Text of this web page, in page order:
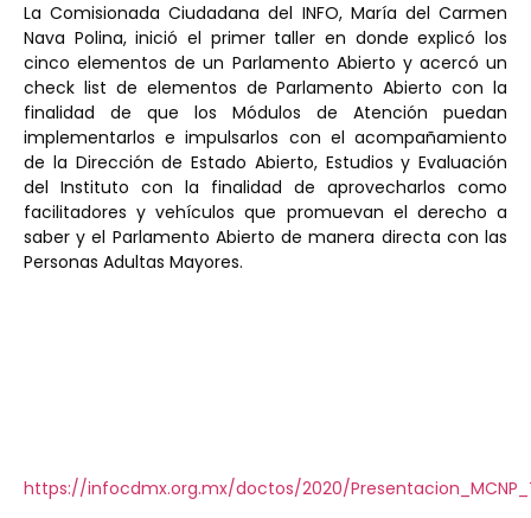
La Comisionada Ciudadana del INFO, María del Carmen
Nava Polina, inició el primer taller en donde explicó los
cinco elementos de un Parlamento Abierto y acercó un
check list de elementos de Parlamento Abierto con la
finalidad de que los Módulos de Atención puedan
implementarlos e impulsarlos con el acompañamiento
de la Dirección de Estado Abierto, Estudios y Evaluación
del Instituto con la finalidad de aprovecharlos como
facilitadores y vehículos que promuevan el derecho a
saber y el Parlamento Abierto de manera directa con las
Personas Adultas Mayores.
https://infocdmx.org.mx/doctos/2020/